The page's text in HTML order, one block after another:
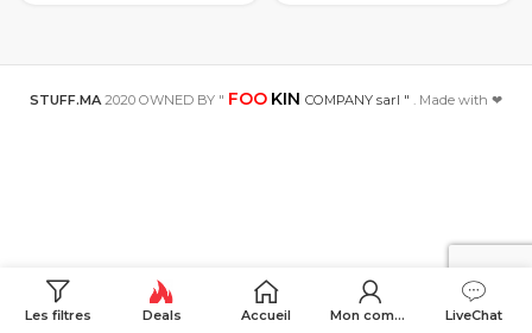
A90 A90 5G verre trempé
STUFF.MA 2020 OWNED BY " FOO KIN COMPANY sarl " . Made with ❤
Les filtres Deals Accueil Mon compte LiveChat